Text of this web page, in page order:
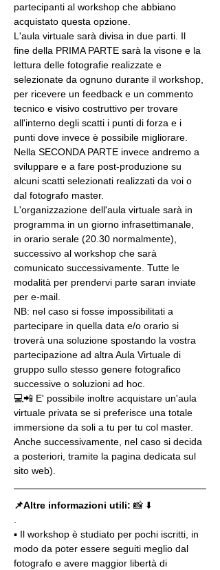
partecipanti al workshop che abbiano
acquistato questa opzione.
L'aula virtuale sarà divisa in due parti. Il
fine della PRIMA PARTE sarà la visone e la
lettura delle fotografie realizzate e
selezionate da ognuno durante il workshop,
per ricevere un feedback e un commento
tecnico e visivo costruttivo per trovare
all'interno degli scatti i punti di forza e i
punti dove invece è possibile migliorare.
Nella SECONDA PARTE invece andremo a
sviluppare e a fare post-produzione su
alcuni scatti selezionati realizzati da voi o
dal fotografo master.
L'organizzazione dell'aula virtuale sarà in
programma in un giorno infrasettimanale,
in orario serale (20.30 normalmente),
successivo al workshop che sarà
comunicato successivamente. Tutte le
modalità per prendervi parte saran inviate
per e-mail.
NB: nel caso si fosse impossibilitati a
partecipare in quella data e/o orario si
troverà una soluzione spostando la vostra
partecipazione ad altra Aula Virtuale di
gruppo sullo stesso genere fotografico
successive o soluzioni ad hoc.
💻📲 E' possibile inoltre acquistare un'aula
virtuale privata se si preferisce una totale
immersione da soli a tu per tu col master.
Anche successivamente, nel caso si decida
a posteriori, tramite la pagina dedicata sul
sito web).
📌Altre informazioni utili: 📸 ⬇️
▪️ Il workshop è studiato per pochi iscritti, in
modo da poter essere seguiti meglio dal
fotografo e avere maggior libertà di